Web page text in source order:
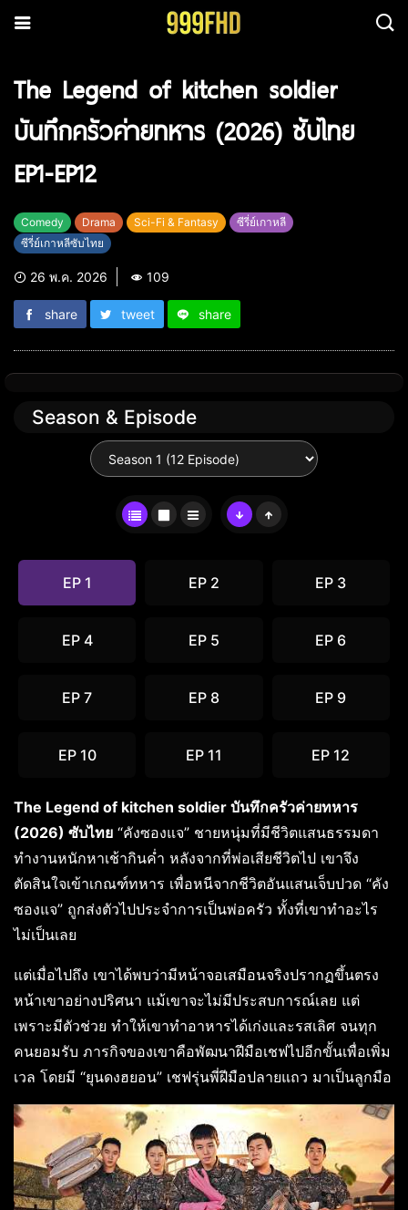
The Legend of kitchen soldier
บันทึกครัวค่ายทหาร (2026) ซับไทย
EP1-EP12
Comedy Drama Sci-Fi & Fantasy
ซีรี่ย์เกาหลี
ซีรี่ย์เกาหลีซับไทย
26 พ.ค. 2026 109
share tweet share
Season & Episode
EP 1 EP 2 EP 3
EP 4 EP 5 EP 6
EP 7 EP 8 EP 9
EP 10 EP 11 EP 12
The Legend of kitchen soldier บันทึกครัวค่ายทหาร
(2026) ซับไทย “คังซองแจ” ชายหนุ่มที่มีชีวิตแสนธรรมดา
ทำงานหนักหาเช้ากินค่ำ หลังจากที่พ่อเสียชีวิตไป เขาจึง
ตัดสินใจเข้าเกณฑ์ทหาร เพื่อหนีจากชีวิตอันแสนเจ็บปวด “คัง
ซองแจ” ถูกส่งตัวไปประจำการเป็นพ่อครัว ทั้งที่เขาทำอะไร
ไม่เป็นเลย
แต่เมื่อไปถึง เขาได้พบว่ามีหน้าจอเสมือนจริงปรากฏขึ้นตรง
หน้าเขาอย่างปริศนา แม้เขาจะไม่มีประสบการณ์เลย แต่
เพราะมีตัวช่วย ทำให้เขาทำอาหารได้เก่งและรสเลิศ จนทุก
คนยอมรับ ภารกิจของเขาคือพัฒนาฝีมือเชฟไปอีกขั้นเพื่อเพิ่ม
เวล โดยมี “ยุนดงฮยอน” เชฟรุ่นพี่ฝีมือปลายแถว มาเป็นลูกมือ